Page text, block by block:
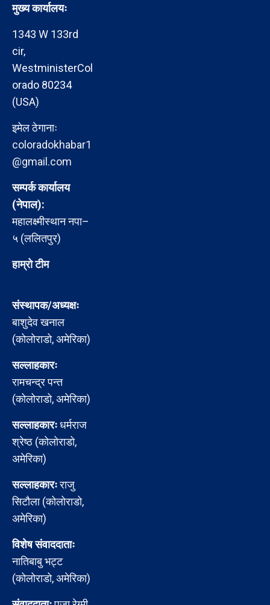
मुख्य कार्यालयः
1343 W 133rd
cir,
WestministerCol
orado 80234
(USA)
इमेल ठेगानाः
coloradokhabar1
@gmail.com
सम्पर्क कार्यालय
(नेपाल):
महालक्ष्मीस्थान नपा–
५ (ललितपुर)
हाम्रो टीम
संस्थापक/अध्यक्षः
बाशुदेव खनाल
(कोलोराडो, अमेरिका)
सल्लाहकारः
रामचन्द्र पन्त
(कोलोराडो, अमेरिका)
सल्लाहकारःधर्मराज
श्रेष्ठ (कोलोराडो,
अमेरिका)
सल्लाहकारःराजु
सिटौला (कोलोराडो,
अमेरिका)
विशेष संवाददाताः
नातिबाबु भट्ट
(कोलोराडो, अमेरिका)